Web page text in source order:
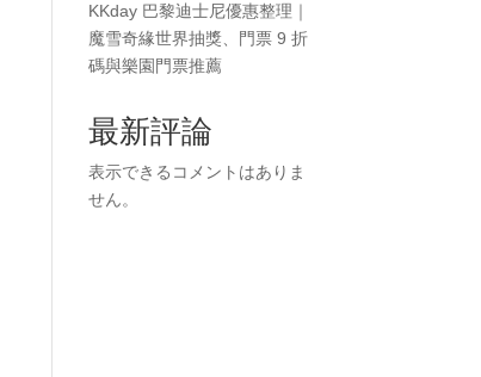
KKday 巴黎迪士尼優惠整理｜
魔雪奇緣世界抽獎、門票 9 折
碼與樂園門票推薦
最新評論
表示できるコメントはありま
せん。